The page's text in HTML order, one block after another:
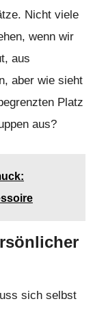
Nicht viele
wenn wir
aus
aber wie sieht
Platz
aus?
sich selbst